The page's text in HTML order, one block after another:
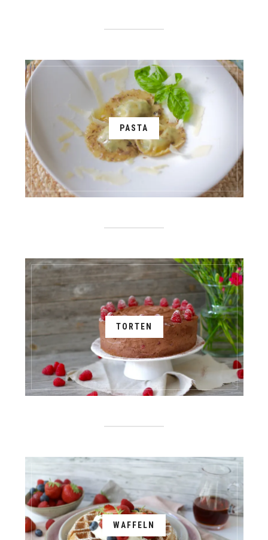
PASTA
TORTEN
WAFFELN